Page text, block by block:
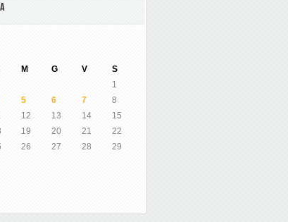
M G V S
1
5 6 7
8
12 13 14
15
19 20 21
22
26 27 28
29